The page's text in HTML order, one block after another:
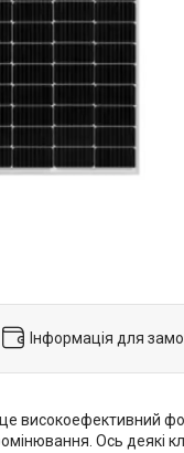
Інформація для
високоефективний
Ось деякі